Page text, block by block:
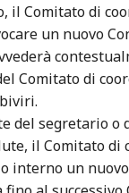
il Comitato di
un nuovo
Comitato di
del segretario o
il Comitato di
interno un